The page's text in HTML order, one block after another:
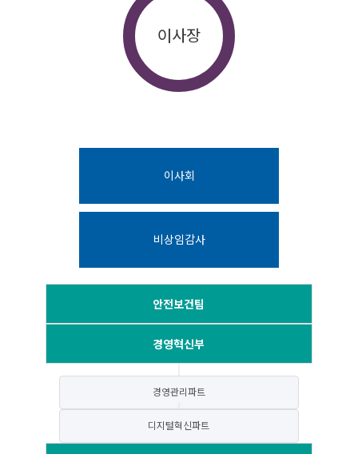
이사장
이사회
비상임감사
안전보건팀
경영혁신부
경영관리파트
디지털혁신파트